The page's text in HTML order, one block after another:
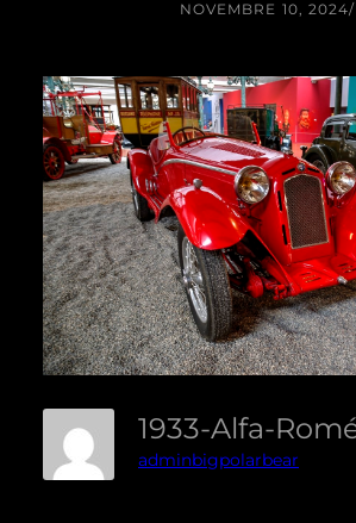
NOVEMBRE 10, 2024/
adminbigpolarbear